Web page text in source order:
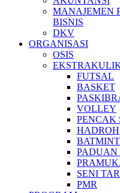
MANAJEMEN
BISNIS
DKV
ORGANISASI
OSIS
FUTSAL
BASKET
VOLLEY
PENCAK
HADROH
PADUAN
SENI
PMR